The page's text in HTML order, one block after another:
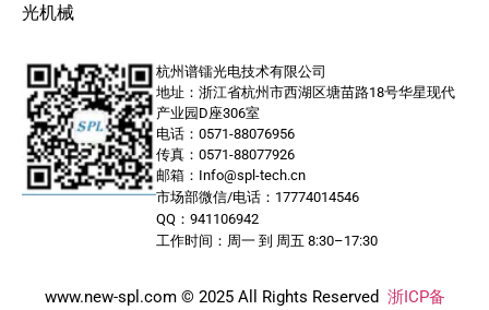
光机械
杭州谱镭光电技术有限公司
地址：浙江省杭州市西湖区塘苗路18号华星现代
产业园D座306室
电话：0571-88076956
传真：0571-88077926
邮箱：Info@spl-tech.cn
市场部微信/电话：17774014546
QQ：941106942
工作时间：周一 到 周五 8:30–17:30
www.new-spl.com © 2025 All Rights Reserved 浙ICP备